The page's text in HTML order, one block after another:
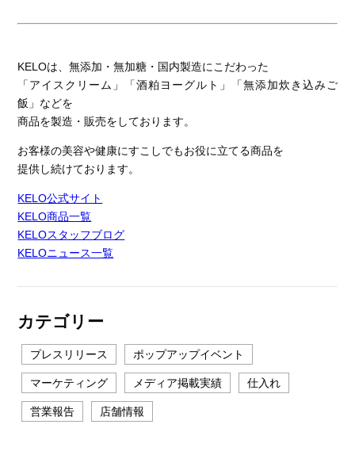
KELOは、無添加・無加糖・国内製造にこだわった
「アイスクリーム」「酒粕ヨーグルト」「無添加炊き込みご
飯」などを
商品を製造・販売をしております。
お客様の美容や健康にすこしでもお役に立てる商品を
提供し続けております。
KELO公式サイト
KELO商品一覧
KELOスタッフブログ
KELOニュース一覧
カテゴリー
プレスリリース ポップアップイベント
マーケティング メディア掲載実績 仕入れ
営業報告 店舗情報